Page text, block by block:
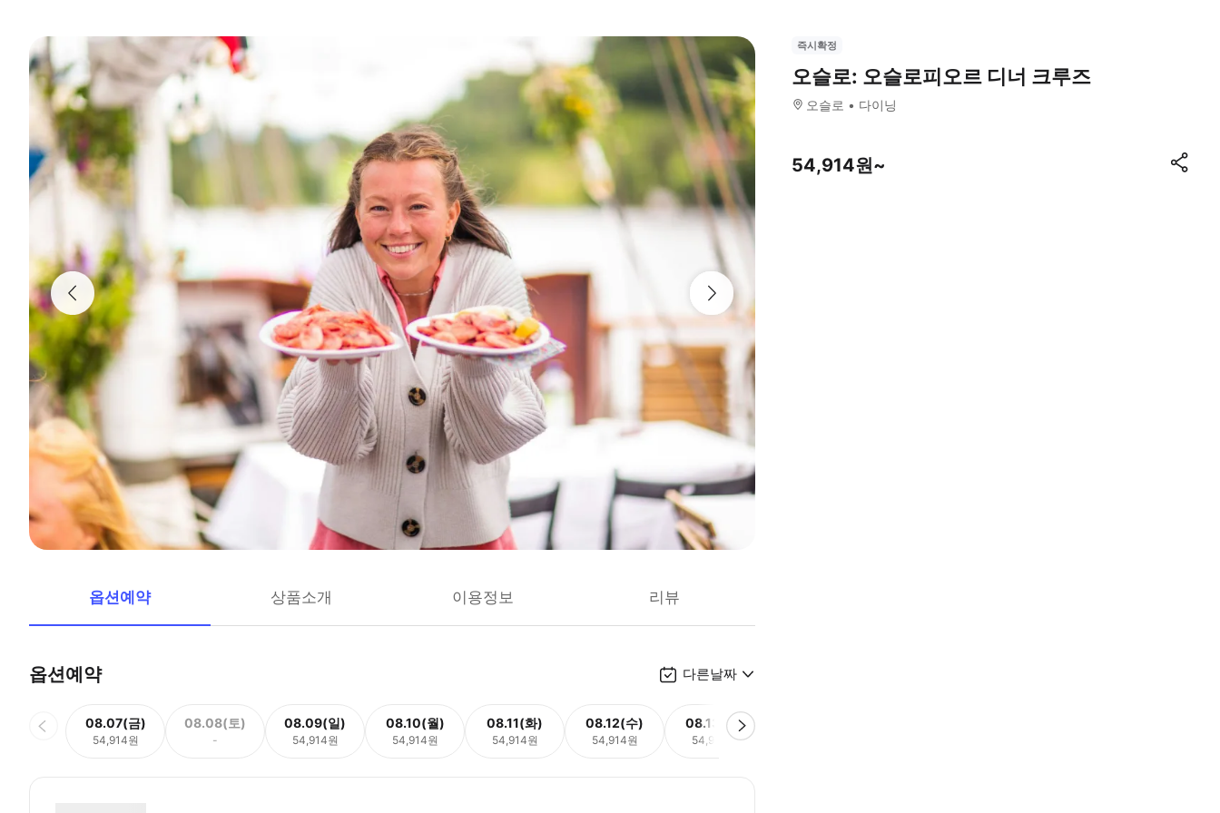
옵션예약 상품소개 이용정보 리뷰
옵션예약 다른날짜
08.07(금)
54,914원
08.08(토)
-
08.09(일)
54,914원
08.10(월)
54,914원
08.11(화)
54,914원
08.12(수)
54,914원
08.13(목)
54,914원
즉시확정
오슬로: 오슬로피오르 디너 크루즈
오슬로 다이닝
54,914원~